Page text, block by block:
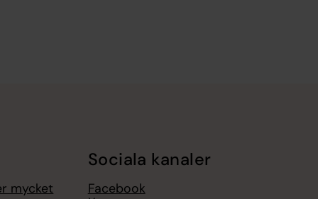
mycket
Sociala kanaler
Facebook